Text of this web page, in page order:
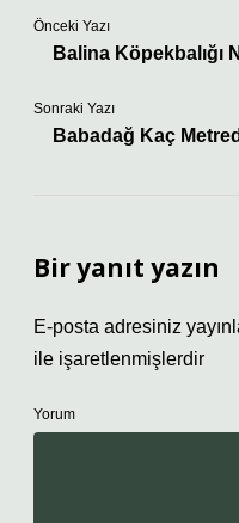
Önceki Yazı
Balina Köpekbalığı
Sonraki Yazı
Babadağ Kaç
Bir yanıt yazın
E-posta adresiniz
ile işaretlenmişlerdir
Yorum